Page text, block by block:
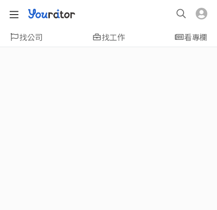
找公司 找工作 看專欄